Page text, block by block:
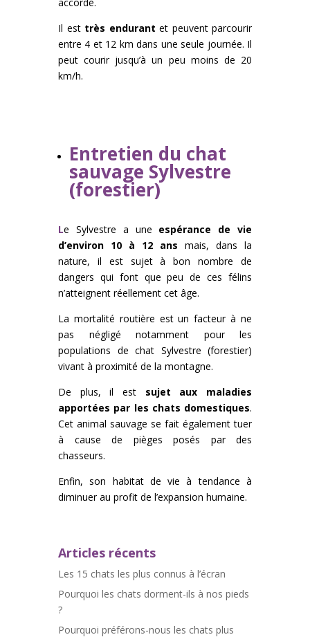
Il est très endurant et peuvent parcourir
entre 4 et 12 km dans une seule journée. Il
peut courir jusqu’à un peu moins de 20
km/h.
Entretien du chat
sauvage Sylvestre
(forestier)
Le Sylvestre a une espérance de vie
d’environ 10 à 12 ans mais, dans la
nature, il est sujet à bon nombre de
dangers qui font que peu de ces félins
n’atteignent réellement cet âge.
La mortalité routière est un facteur à ne
pas négligé notamment pour les
populations de chat Sylvestre (forestier)
vivant à proximité de la montagne.
De plus, il est sujet aux maladies
apportées par les chats domestiques.
Cet animal sauvage se fait également tuer
à cause de pièges posés par des
chasseurs.
Enfin, son habitat de vie à tendance à
diminuer au profit de l’expansion humaine.
Articles récents
Les 15 chats les plus connus à l’écran
Pourquoi les chats dorment-ils à nos pieds
?
Pourquoi préférons-nous les chats plus